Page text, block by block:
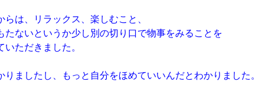
らは、リラックス、楽しむこと、
たないというか少し別の切り口で物事をみることを
いただきました。
りましたし、もっと自分をほめていいんだとわかりました。